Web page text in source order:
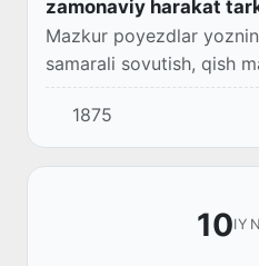
zamonaviy harakat
Mazkur poyezdlar
samarali sovutish, qish
tizimi bilan jihozlangan
yanada qulay va shinam
1875
10